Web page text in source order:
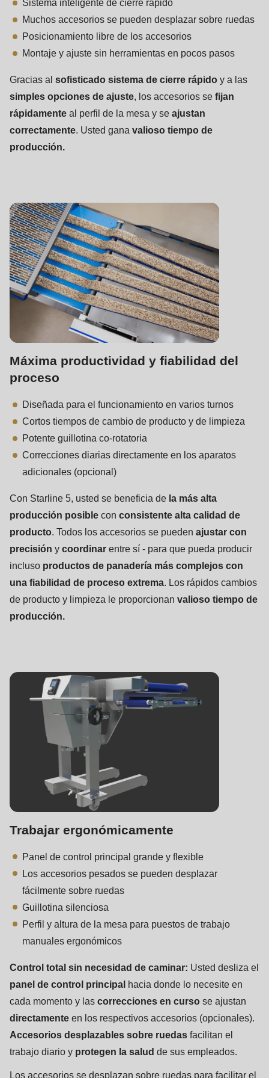
597
of
modules/custom/rondo_contact/src/ContactService.php
Sistema inteligente de cierre rápido
Muchos accesorios se pueden desplazar sobre ruedas
Posicionamiento libre de los accesorios
Montaje y ajuste sin herramientas en pocos pasos
Gracias al sofisticado sistema de cierre rápido y a las
simples opciones de ajuste, los accesorios se fijan
rápidamente al perfil de la mesa y se ajustan
correctamente. Usted gana valioso tiempo de
producción.
Máxima productividad y fiabilidad del
proceso
Diseñada para el funcionamiento en varios turnos
Cortos tiempos de cambio de producto y de limpieza
Potente guillotina co-rotatoria
Correcciones diarias directamente en los aparatos
adicionales (opcional)
Con Starline 5, usted se beneficia de la más alta
producción posible con consistente alta calidad de
producto. Todos los accesorios se pueden ajustar con
precisión y coordinar entre sí - para que pueda producir
incluso productos de panadería más complejos con
una fiabilidad de proceso extrema. Los rápidos cambios
de producto y limpieza le proporcionan valioso tiempo de
producción.
Trabajar ergonómicamente
Panel de control principal grande y flexible
Los accesorios pesados se pueden desplazar
fácilmente sobre ruedas
Guillotina silenciosa
Perfil y altura de la mesa para puestos de trabajo
manuales ergonómicos
Control total sin necesidad de caminar: Usted desliza el
panel de control principal hacia donde lo necesite en
cada momento y las correcciones en curso se ajustan
directamente en los respectivos accesorios (opcionales).
Accesorios desplazables sobre ruedas facilitan el
trabajo diario y protegen la salud de sus empleados.
Los accesorios se desplazan sobre ruedas para facilitar el